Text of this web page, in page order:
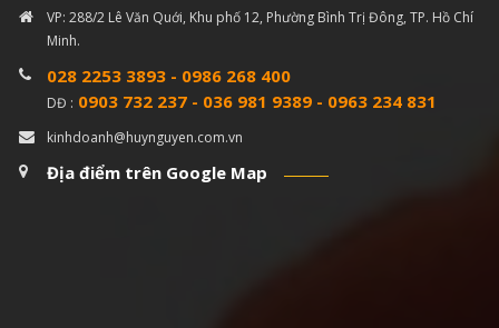
VP: 288/2 Lê Văn Quới, Khu phố 12, Phường Bình Trị Đông, TP. Hồ Chí
Minh.
028 2253 3893 - 0986 268 400
DĐ : 0903 732 237 - 036 981 9389 - 0963 234 831
kinhdoanh@huynguyen.com.vn
Địa điểm trên Google Map